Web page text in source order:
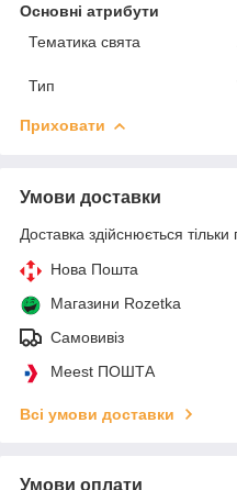
Основні атрибути
Тематика свята
Тип
Приховати
Умови доставки
Доставка здійснюється тільки
Нова Пошта
Магазини Rozetka
Самовивіз
Meest ПОШТА
Всі умови доставки
Умови оплати